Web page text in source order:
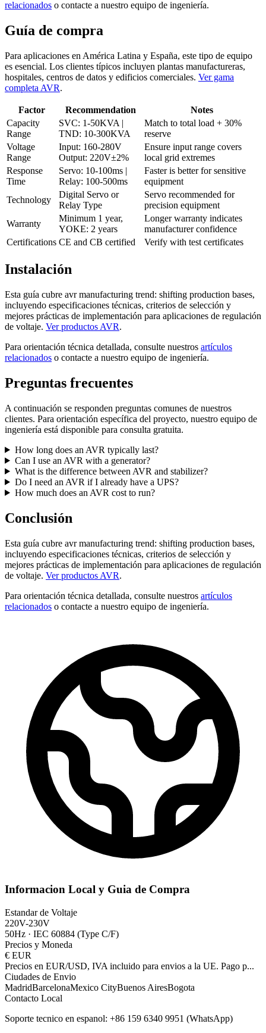
relacionados o contacte a nuestro equipo de ingeniería.
Guía de compra
Para aplicaciones en América Latina y España, este tipo de equipo
es esencial. Los clientes típicos incluyen plantas manufactureras,
hospitales, centros de datos y edificios comerciales. Ver gama
completa AVR.
Factor Recommendation
Notes
Capacity
Range
SVC: 1-50KVA |
TND: 10-300KVA
Match to total load + 30%
reserve
Voltage
Range
Input: 160-280V
Output: 220V±2%
Ensure input range covers
local grid extremes
Response
Time
Servo: 10-100ms |
Relay: 100-500ms
Faster is better for sensitive
equipment
Technology
Digital Servo or
Relay Type
Servo recommended for
precision equipment
Warranty
Minimum 1 year,
YOKE: 2 years
Longer warranty indicates
manufacturer confidence
Certifications CE and CB certified Verify with test certificates
Instalación
Esta guía cubre avr manufacturing trend: shifting production bases,
incluyendo especificaciones técnicas, criterios de selección y
mejores prácticas de implementación para aplicaciones de regulación
de voltaje. Ver productos AVR.
Para orientación técnica detallada, consulte nuestros artículos
relacionados o contacte a nuestro equipo de ingeniería.
Preguntas frecuentes
A continuación se responden preguntas comunes de nuestros
clientes. Para orientación específica del proyecto, nuestro equipo de
ingeniería está disponible para consulta gratuita.
How long does an AVR typically last?
Can I use an AVR with a generator?
What is the difference between AVR and stabilizer?
Do I need an AVR if I already have a UPS?
How much does an AVR cost to run?
Conclusión
Esta guía cubre avr manufacturing trend: shifting production bases,
incluyendo especificaciones técnicas, criterios de selección y
mejores prácticas de implementación para aplicaciones de regulación
de voltaje. Ver productos AVR.
Para orientación técnica detallada, consulte nuestros artículos
relacionados o contacte a nuestro equipo de ingeniería.
Informacion Local y Guia de Compra
Estandar de Voltaje
220V-230V
50Hz · IEC 60884 (Type C/F)
Precios y Moneda
€ EUR
Precios en EUR/USD, IVA incluido para envios a la UE. Pago p...
Ciudades de Envio
MadridBarcelonaMexico CityBuenos AiresBogota
Contacto Local
Soporte tecnico en espanol: +86 159 6340 9951 (WhatsApp)